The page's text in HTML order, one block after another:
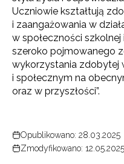
Uczniowie kształtują
i zaangażowania w
w społeczności
szeroko pojmowanego
wykorzystania zdobytej
i społecznym na
oraz w przyszłości”.
Opublikowano: 28.03.2025
Zmodyfikowano: 12.05.2025
informacjami
o szkoleniach i
Adres e-mail:
Wyrażam zgodę na
osobowych przez ORE w
Zapisuję się